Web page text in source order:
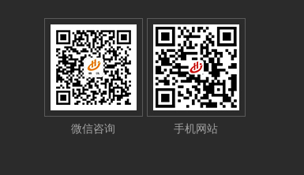
微信咨询 手机网站